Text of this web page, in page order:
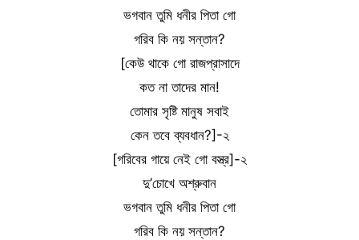
ভগবান তুমি ধনীর পিতা গো
গরিব কি নয় সন্তান?
[কেউ থাকে গো রাজপ্রাসাদে
কত না তাদের মান!
তোমার সৃষ্টি মানুষ সবাই
কেন তবে ব্যবধান?]-২
[গরিবের গায়ে নেই গো বস্ত্র]-২
দু’চোখে অশ্রুবান
ভগবান তুমি ধনীর পিতা গো
গরিব কি নয় সন্তান?